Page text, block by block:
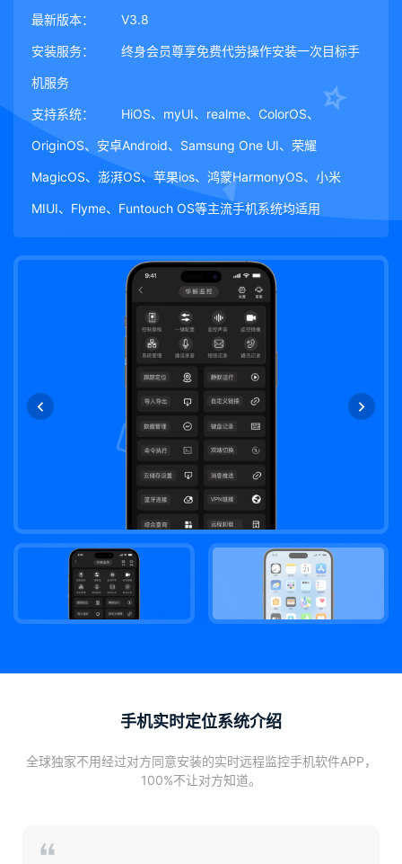
最新版本： V3.8
安装服务： 终身会员尊享免费代劳操作安装一次目标手
机服务
支持系统： HiOS、myUI、realme、ColorOS、
OriginOS、安卓Android、Samsung One UI、荣耀
MagicOS、澎湃OS、苹果ios、鸿蒙HarmonyOS、小米
MIUI、Flyme、Funtouch OS等主流手机系统均适用
手机实时定位系统介绍
全球独家不用经过对方同意安装的实时远程监控手机软件APP，
100%不让对方知道。